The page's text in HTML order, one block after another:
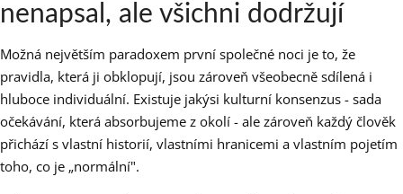
nenapsal, ale všichni dodržují
Možná největším paradoxem první společné noci je to, že
pravidla, která ji obklopují, jsou zároveň všeobecně sdílená i
hluboce individuální. Existuje jakýsi kulturní konsenzus - sada
očekávání, která absorbujeme z okolí - ale zároveň každý člověk
přichází s vlastní historií, vlastními hranicemi a vlastním pojetím
toho, co je „normální".